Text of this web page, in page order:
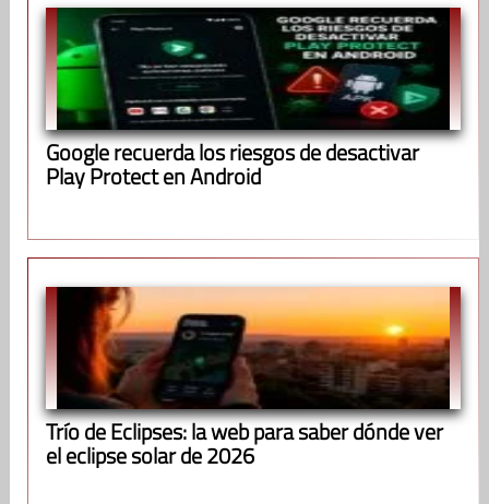
Google recuerda los riesgos de desactivar
Play Protect en Android
Trío de Eclipses: la web para saber dónde ver
el eclipse solar de 2026